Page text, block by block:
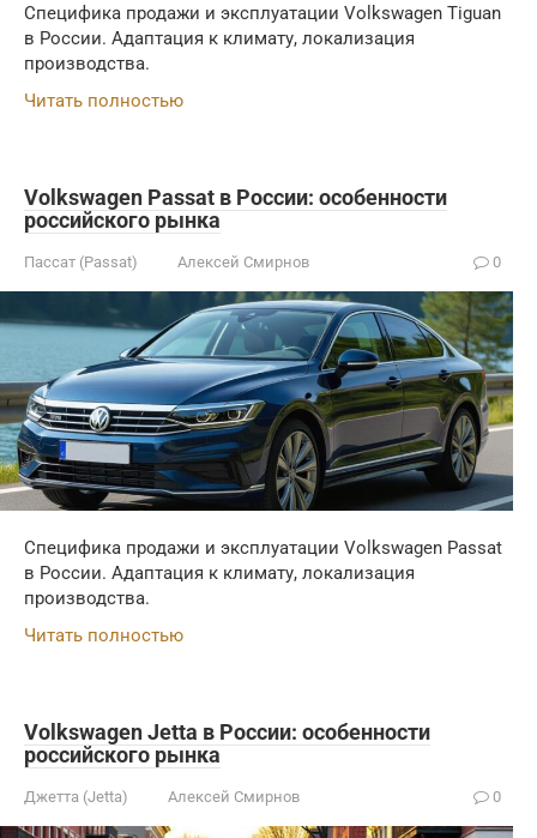
Специфика продажи и эксплуатации Volkswagen Tiguan
в России. Адаптация к климату, локализация
производства.
Читать полностью
Volkswagen Passat в России: особенности
российского рынка
Пассат (Passat) Алексей Смирнов 0
Специфика продажи и эксплуатации Volkswagen Passat
в России. Адаптация к климату, локализация
производства.
Читать полностью
Volkswagen Jetta в России: особенности
российского рынка
Джетта (Jetta) Алексей Смирнов 0